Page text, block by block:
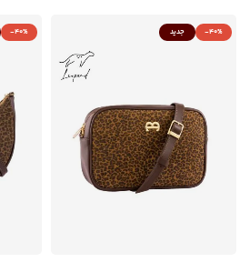
-40% جدید -40%